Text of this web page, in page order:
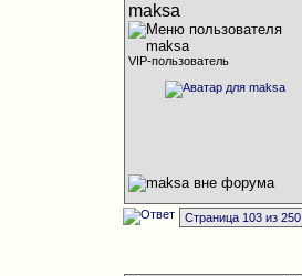
maksa
VIP-пользователь
Страница 103 из 250